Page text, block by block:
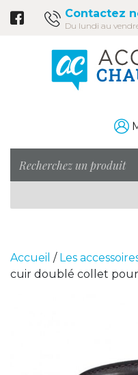
Contactez
Du lundi au
Accueil / Les
cuir doublé collet